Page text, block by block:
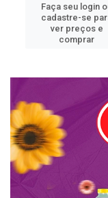
Faça seu login
cadastre-se
ver preços e
comprar